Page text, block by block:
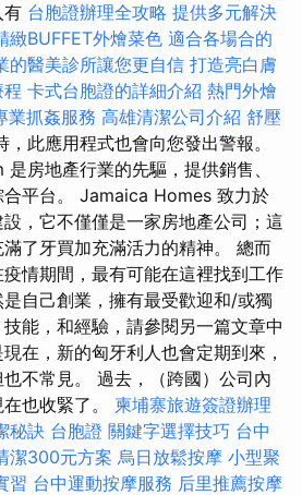
有 台胞證辦理全攻略 提供多元解決
緻BUFFET外燴菜色 適合各場合的
的醫美診所讓您更自信 打造亮白膚
卡式台胞證的詳細介紹 熱門外燴
業抓姦服務 高雄清潔公司介紹 舒壓
，此應用程式也會向您發出警報。
房地產行業的先驅，提供銷售、
平台。 Jamaica Homes 致力於
，它不僅僅是一家房地產公司；這
了牙買加充滿活力的精神。 總而
情期間，最有可能在這裡找到工作
自己創業，擁有最受歡迎和/或獨
能，和經驗，請參閱另一篇文章中
在，新的匈牙利人也會定期到來，
不常見。 過去，（跨國）公司內
也收緊了。 柬埔寨旅遊簽證辦理
秘訣 台胞證 關鍵字選擇技巧 台中
潔300元方案 烏日放鬆按摩 小型聚
習 台中運動按摩服務 后里推薦按摩